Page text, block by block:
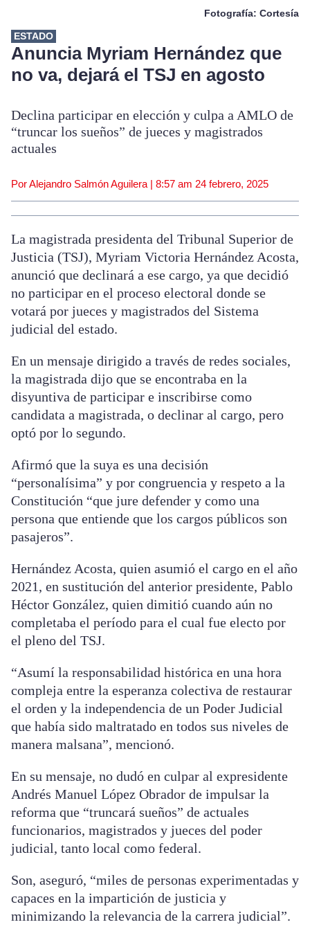
Fotografía: Cortesía
ESTADO
Anuncia Myriam Hernández que
no va, dejará el TSJ en agosto
Declina participar en elección y culpa a AMLO de
“truncar los sueños” de jueces y magistrados
actuales
Por Alejandro Salmón Aguilera | 8:57 am 24 febrero, 2025
La magistrada presidenta del Tribunal Superior de
Justicia (TSJ), Myriam Victoria Hernández Acosta,
anunció que declinará a ese cargo, ya que decidió
no participar en el proceso electoral donde se
votará por jueces y magistrados del Sistema
judicial del estado.
En un mensaje dirigido a través de redes sociales,
la magistrada dijo que se encontraba en la
disyuntiva de participar e inscribirse como
candidata a magistrada, o declinar al cargo, pero
optó por lo segundo.
Afirmó que la suya es una decisión
“personalísima” y por congruencia y respeto a la
Constitución “que jure defender y como una
persona que entiende que los cargos públicos son
pasajeros”.
Hernández Acosta, quien asumió el cargo en el año
2021, en sustitución del anterior presidente, Pablo
Héctor González, quien dimitió cuando aún no
completaba el período para el cual fue electo por
el pleno del TSJ.
“Asumí la responsabilidad histórica en una hora
compleja entre la esperanza colectiva de restaurar
el orden y la independencia de un Poder Judicial
que había sido maltratado en todos sus niveles de
manera malsana”, mencionó.
En su mensaje, no dudó en culpar al expresidente
Andrés Manuel López Obrador de impulsar la
reforma que “truncará sueños” de actuales
funcionarios, magistrados y jueces del poder
judicial, tanto local como federal.
Son, aseguró, “miles de personas experimentadas y
capaces en la impartición de justicia y
minimizando la relevancia de la carrera judicial”.